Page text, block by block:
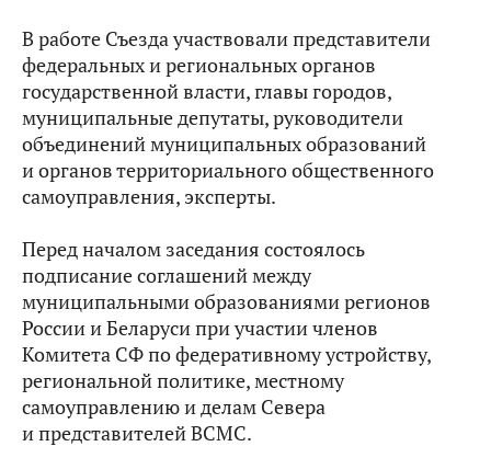
В работе Съезда участвовали представители
федеральных и региональных органов
государственной власти, главы городов,
муниципальные депутаты, руководители
объединений муниципальных образований
и органов территориального общественного
самоуправления, эксперты.
Перед началом заседания состоялось
подписание соглашений между
муниципальными образованиями регионов
России и Беларуси при участии членов
Комитета СФ по федеративному устройству,
региональной политике, местному
самоуправлению и делам Севера
и представителей ВСМС.